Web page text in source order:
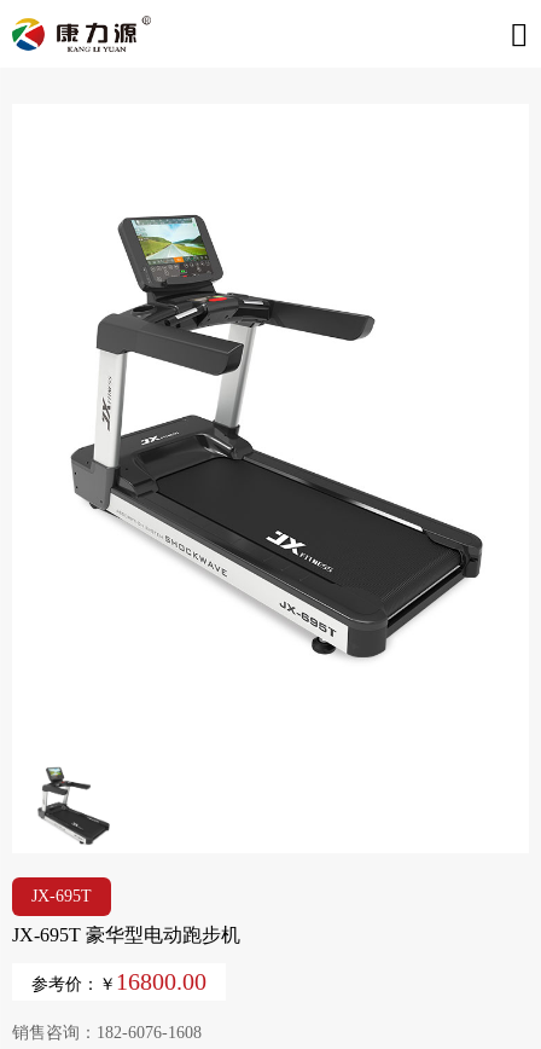
JX-695T
JX-695T 豪华型电动跑步机
参考价：￥ 16800.00
销售咨询：182-6076-1608